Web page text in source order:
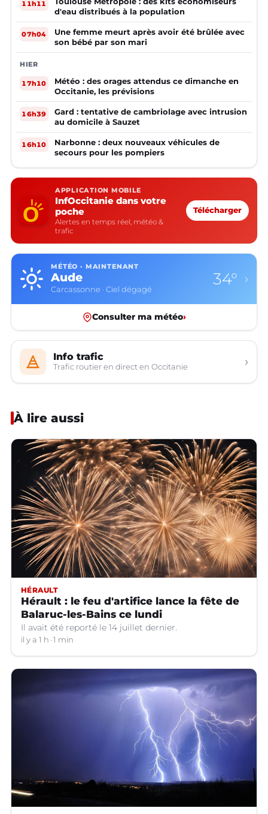
11h11
d'eau distribués à la population
07h04
Une femme meurt après avoir été brûlée avec
son bébé par son mari
HIER
17h10
Météo : des orages attendus ce dimanche en
Occitanie, les prévisions
16h39
Gard : tentative de cambriolage avec intrusion
au domicile à Sauzet
16h10
Narbonne : deux nouveaux véhicules de
secours pour les pompiers
APPLICATION MOBILE
InfOccitanie dans votre
poche
Alertes en temps réel, météo &
trafic
Télécharger
MÉTÉO · MAINTENANT
Aude
Carcassonne · Ciel dégagé
34° ›
Consulter ma météo›
Info trafic
Trafic routier en direct en Occitanie ›
À lire aussi
HÉRAULT
Hérault : le feu d'artifice lance la fête de
Balaruc-les-Bains ce lundi
Il avait été reporté le 14 juillet dernier.
il y a 1 h 1 min